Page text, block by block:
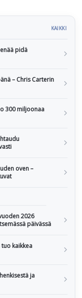
KAIKKI
pidä
– Chris Carterin
300 miljoonaa
oven –
2026
päivässä
kaikkea
ja